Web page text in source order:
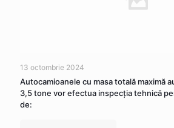
13 octombrie 2024
Autocamioanele cu masa totală maximă
3,5 tone vor efectua inspecţia tehnică
de: